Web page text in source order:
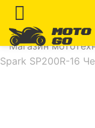
Магазин
Spark SP200R-16